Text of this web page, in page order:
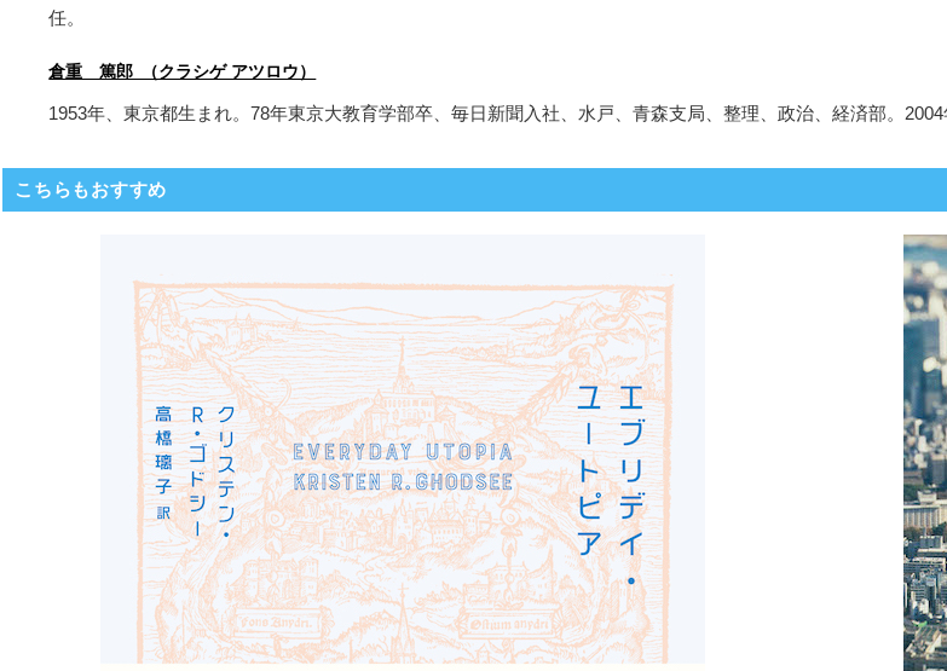
任。
倉重 篤郎 （クラシゲ アツロウ）
1953年、東京都生まれ。78年東京大教育学部卒、毎日新聞入社、水戸、青森支局、整理、政治、経済部。
こちらもおすすめ